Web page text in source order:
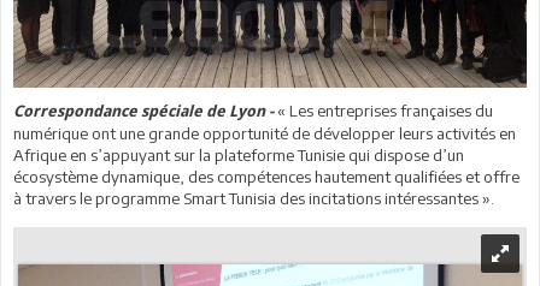
Correspondance spéciale de Lyon -« Les entreprises françaises du
numérique ont une grande opportunité de développer leurs activités en
Afrique en s’appuyant sur la plateforme Tunisie qui dispose d’un
écosystème dynamique, des compétences hautement qualifiées et offre
à travers le programme Smart Tunisia des incitations intéressantes ».